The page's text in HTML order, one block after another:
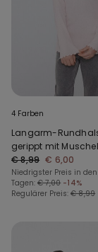
4 Farben
Langarm-
gerippt mit
für Mädchen
€ 8,99 € 6,00
Niedrigster Preis in
Tagen: € 7,00 -14%
Regulärer Preis: € 8,99